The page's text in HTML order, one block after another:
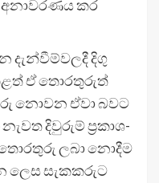
කර
දැන්වී­ම්ව­ලදී දිගු
ඒ තොර­තු­රුත්
නොවන ඒවා බවට
දිවු­රුම් ප්‍රකා­ශ­
තොර­තුරු ලබා නොදීම
ලෙස සැක­ක­රුට